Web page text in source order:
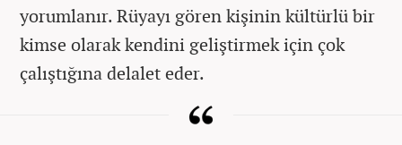
yorumlanır. Rüyayı gören kişinin kültürlü bir
kimse olarak kendini geliştirmek için çok
çalıştığına delalet eder.